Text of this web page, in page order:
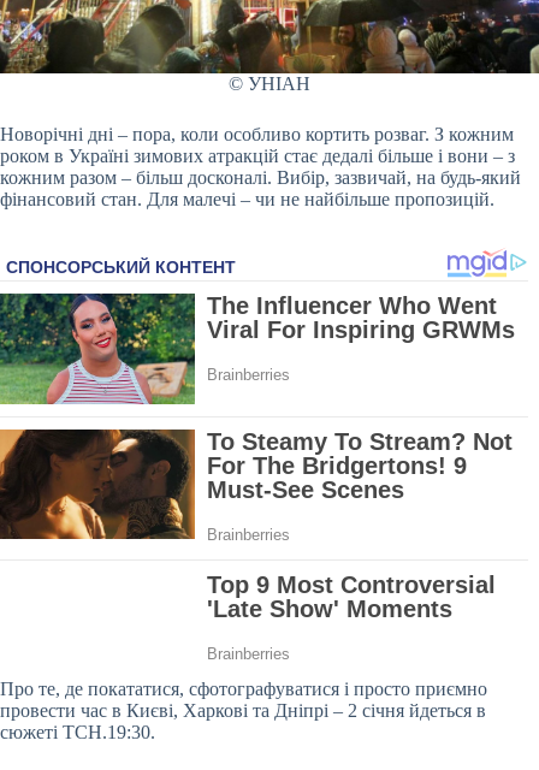
© УНІАН
Новорічні дні – пора, коли особливо кортить розваг. З кожним
роком в Україні зимових атракцій стає дедалі більше і вони – з
кожним разом – більш досконалі. Вибір, зазвичай, на будь-який
фінансовий стан. Для малечі – чи не найбільше пропозицій.
Про те, де покататися, сфотографуватися і просто приємно
провести час в Києві, Харкові та Дніпрі – 2 січня йдеться в
сюжеті ТСН.19:30.